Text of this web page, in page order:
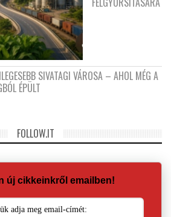
SIVATAGI VÁROSA – AHOL MÉG A
ÉPÜLT
FOLLOW.IT
új cikkeinkről emailben!